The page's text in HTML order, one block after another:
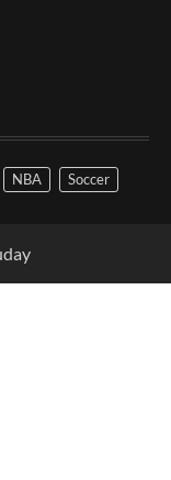
NBA Soccer